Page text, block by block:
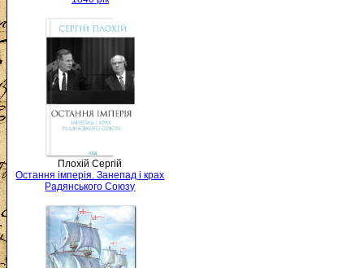
Плохій Сергій
Остання імперія. Занепад і крах
Радянського Союзу